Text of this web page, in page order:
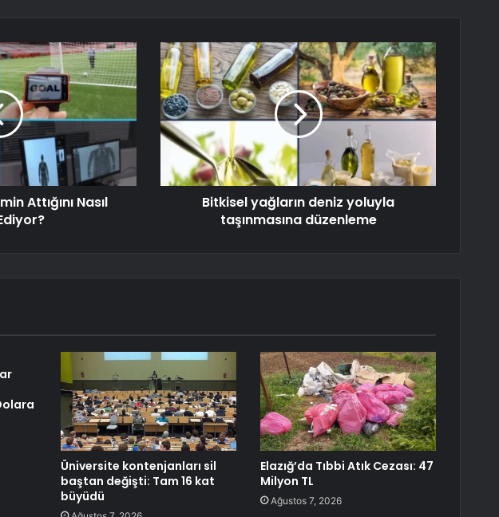
Attığını Nasıl
Bitkisel yağların deniz yoluyla
taşınmasına düzenleme
Üniversite kontenjanları sil
baştan değişti: Tam 16 kat
büyüdü
Elazığ’da Tıbbi Atık Cezası: 47
Milyon TL
Ağustos 7, 2026